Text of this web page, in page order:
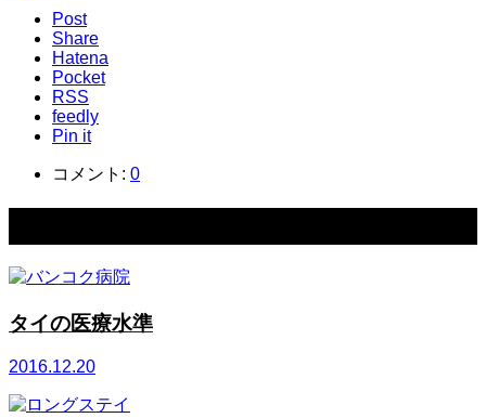
Post
Share
Hatena
Pocket
RSS
feedly
Pin it
コメント: 0
タイの医療水準
2016.12.20